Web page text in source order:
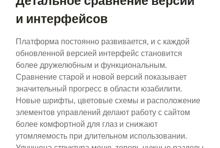
и интерфейсов
Платформа постоянно развивается, и с каждой
обновленной версией интерфейс становится
более дружелюбным и функциональным.
Сравнение старой и новой версий показывает
значительный прогресс в области юзабилити.
Новые шрифты, цветовые схемы и расположение
элементов управлений делают работу с сайтом
более комфортной для глаз и снижают
утомляемость при длительном использовании.